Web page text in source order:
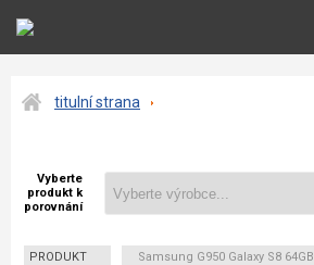
titulní strana
Vyberte
produkt k
porovnání
PRODUKT Samsung G950 Galaxy S8 64GB